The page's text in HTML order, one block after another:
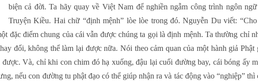
biện cả đời. Ta hãy quay về Việt Nam để nghiền ngẫm công trình ngôn
Truyện Kiều. Hai chữ “định mệnh” lòe lòe trong đó. Nguyễn Du viết:
đặc điểm chung của cái vẫn được chúng ta gọi là định mệnh. Ta thường chỉ
đổi, không thể làm lại được nữa. Nói theo cảm quan của một hành giả
được. Và, chỉ khi con chim đó hạ xuống, đậu lại cuối đường bay, cái bóng ấy
nếu con đường tu phật đạo có thể giúp nhận ra và tác động vào “nghiệp”